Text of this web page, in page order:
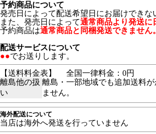
予約商品について
発売日によって配送希望日にお届けできな
また、発売日によって通常商品より発送に
予約商品は通常商品と同梱発送できません。
配送サービスについて
●●でお送りします。
【送料料金表】
全国一律料金：0円
離島他の扱
い
離島・一部地域でも追加送料
ません。
海外配送について
当店は海外へ発送を行っていません